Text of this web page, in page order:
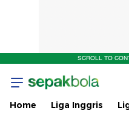
SCROLL TO
Home Liga Inggris